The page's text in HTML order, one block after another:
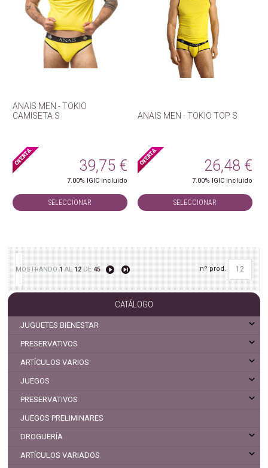
ANAIS MEN - TOKIO
CAMISETA S
39,75 €
7.00% IGIC incluido
SELECCIONAR
ANAIS MEN - TOKIO TOP S
26,48 €
7.00% IGIC incluido
SELECCIONAR
MOSTRANDO1AL12DE45 nº prod.
CATÁLOGO
JUGUETES BIENESTAR
PRESERVATIVOS
ARTÍCULOS VARIOS
JUEGOS
PRESERVATIVOS
JUEGOS PRELIMINARES
DROGUERÍA
ARTÍCULOS VARIADOS